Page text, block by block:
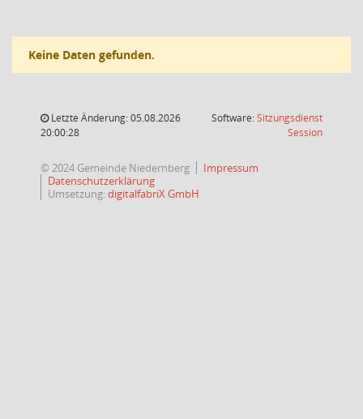
Keine Daten gefunden.
Letzte Änderung: 05.08.2026
20:00:28
Software:Sitzungsdienst
Session(Wird in
© 2024 Gemeinde Niedernberg
Impressum
Datenschutzerklärung
Umsetzung:digitalfabriX GmbH